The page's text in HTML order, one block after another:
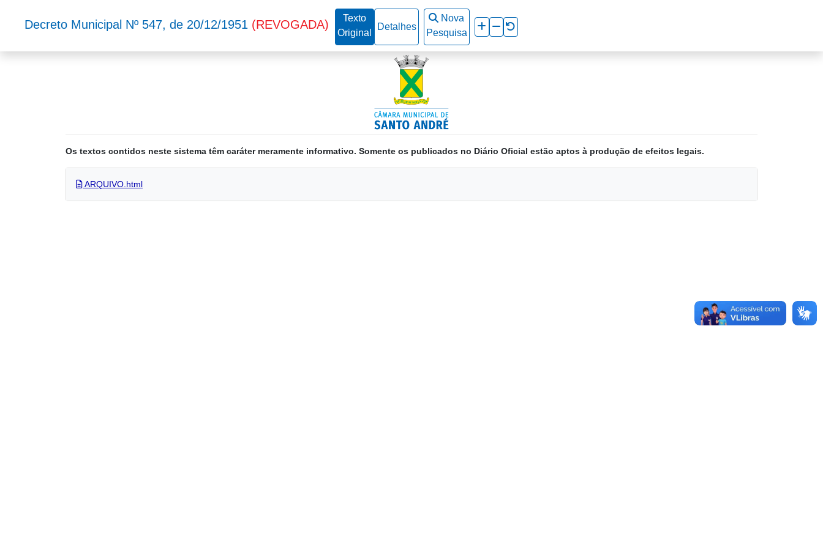
Os textos contidos neste sistema têm caráter meramente informativo. Somente os publicados no Diário Oficial estão aptos à produção de efeitos legais.
Decreto Municipal Nº 547, de 20/12/1951 (REVOGADA)
Texto
Original
Detalhes
Nova
Pesquisa
ARQUIVO.html